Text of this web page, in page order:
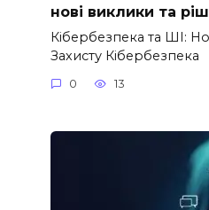
нові виклики та
Кібербезпека та ШІ:
Захисту Кібербезпека
0 13